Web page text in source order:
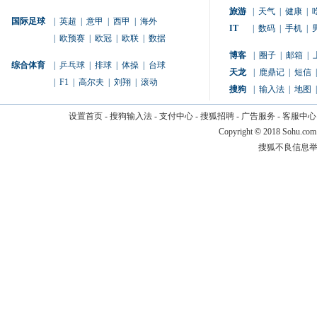
国际足球 英超 意甲 西甲
海外
欧预赛 欧冠 欧联 数据
综合体育 乒乓球 排球 体操
台球
F1 高尔夫 刘翔 滚动
旅游
天气 健康
IT
数码 手机
博客 圈子 邮箱
天龙
鹿鼎记 短信
搜狗
输入法 地图
设置首页- 搜狗输入法- 支付中心- 搜狐招聘- 广告服务 - 客服中心
Copyright © 2018
搜狐不良信息